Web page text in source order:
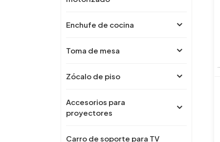
Enchufe de cocina
Toma de mesa
Zócalo de piso
Accesorios para
proyectores
Carro de soporte para TV